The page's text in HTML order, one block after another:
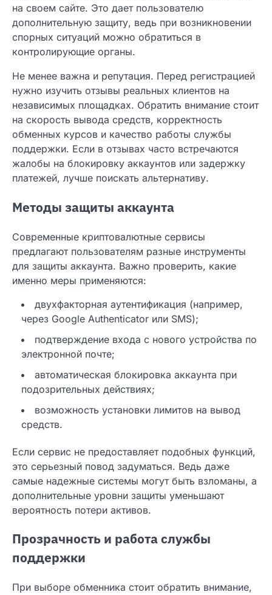
на своем сайте. Это дает пользователю
дополнительную защиту, ведь при возникновении
спорных ситуаций можно обратиться в
контролирующие органы.
Не менее важна и репутация. Перед регистрацией
нужно изучить отзывы реальных клиентов на
независимых площадках. Обратить внимание стоит
на скорость вывода средств, корректность
обменных курсов и качество работы службы
поддержки. Если в отзывах часто встречаются
жалобы на блокировку аккаунтов или задержку
платежей, лучше поискать альтернативу.
Методы защиты аккаунта
Современные криптовалютные сервисы
предлагают пользователям разные инструменты
для защиты аккаунта. Важно проверить, какие
именно меры применяются:
двухфакторная аутентификация (например,
через Google Authenticator или SMS);
подтверждение входа с нового устройства по
электронной почте;
автоматическая блокировка аккаунта при
подозрительных действиях;
возможность установки лимитов на вывод
средств.
Если сервис не предоставляет подобных функций,
это серьезный повод задуматься. Ведь даже
самые надежные системы могут быть взломаны, а
дополнительные уровни защиты уменьшают
вероятность потери активов.
Прозрачность и работа службы
поддержки
При выборе обменника стоит обратить внимание,